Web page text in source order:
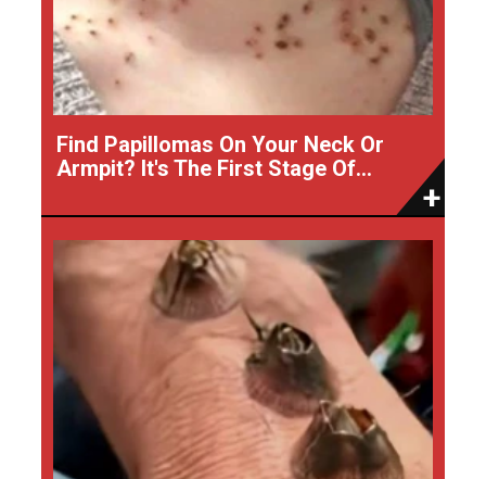
Find Papillomas On Your Neck Or
Armpit? It's The First Stage Of...